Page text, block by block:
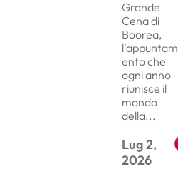
Grande
Cena di
Boorea,
l'appuntam
ento che
ogni anno
riunisce il
mondo
della...
Lug 2,
2026